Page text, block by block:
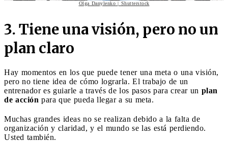
Olga Danylenko | Shutterstock
3. Tiene una visión, pero no un
plan claro
Hay momentos en los que puede tener una meta o una visión,
pero no tiene idea de cómo lograrla. El trabajo de un
entrenador es guiarle a través de los pasos para crear un plan
de acción para que pueda llegar a su meta.
Muchas grandes ideas no se realizan debido a la falta de
organización y claridad, y el mundo se las está perdiendo.
Usted también.